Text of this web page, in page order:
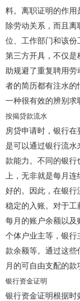
料。离职证明的作
除劳动关系，而且
位、工作部门和该份
第三方开具，不仅
助规避了重复聘用
者的简历都有注水的
一种很有效的辨别求
按揭贷款流水
房贷申请时，银行
是可以通过银行流
款能力。不同的银行
上，无非就是每月
好的。因此，在银行
稳定的入账。对于工
每月的账户余额以及
个体户业主等，银
款余额等。通过这些
月的可自由支配的款
银行资金证明
银行资金证明根据时